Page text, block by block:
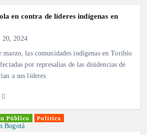
en contra de líderes indígenas en
20, 2024
marzo, las comunidades indígenas en Toribío
por represalias de las disidencias de
a sus líderes.
Público Política